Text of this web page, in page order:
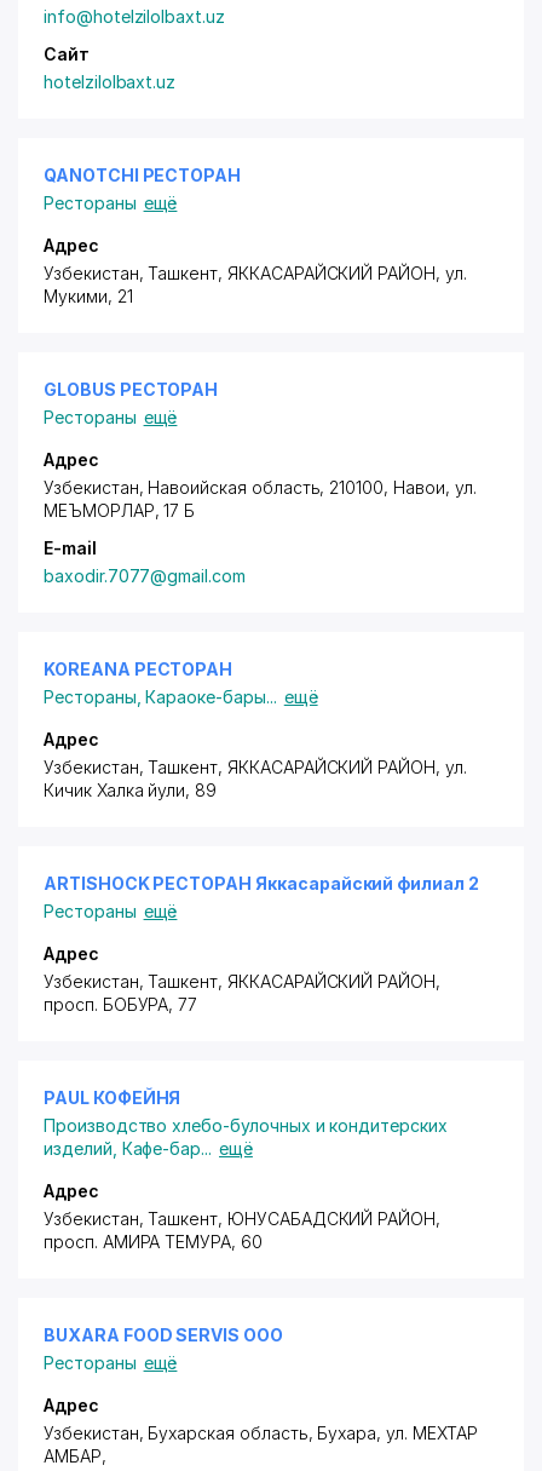
info@hotelzilolbaxt.uz
Сайт
hotelzilolbaxt.uz
QANOTCHI РЕСТОРАН
Рестораны ещё
Адрес
Узбекистан, Ташкент, ЯККАСАРАЙСКИЙ РАЙОН, ул.
Мукими, 21
GLOBUS РЕСТОРАН
Рестораны ещё
Адрес
Узбекистан, Навоийская область, 210100, Навои, ул.
МЕЪМОРЛАР, 17 Б
E-mail
baxodir.7077@gmail.com
KOREANA РЕСТОРАН
Рестораны ,Караоке-бары... ещё
Адрес
Узбекистан, Ташкент, ЯККАСАРАЙСКИЙ РАЙОН, ул.
Кичик Халка йули, 89
ARTISHOCK РЕСТОРАН Яккасарайский филиал 2
Рестораны ещё
Адрес
Узбекистан, Ташкент, ЯККАСАРАЙСКИЙ РАЙОН,
просп. БОБУРА, 77
PAUL КОФЕЙНЯ
Производство хлебо-булочных и кондитерских
изделий Кафе-бар... ещё
Адрес
Узбекистан, Ташкент, ЮНУСАБАДСКИЙ РАЙОН,
просп. АМИРА ТЕМУРА, 60
BUXARA FOOD SERVIS ООО
Рестораны ещё
Адрес
Узбекистан, Бухарская область, Бухара,ул. МЕХТАР
АМБАР,